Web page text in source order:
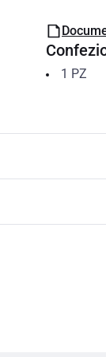
1 PZ